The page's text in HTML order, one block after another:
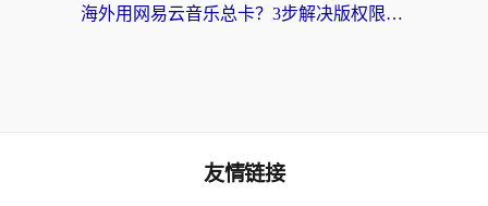
海外用网易云音乐总卡？3步解决版权限制+卡顿，还能听喜马拉雅！
友情链接